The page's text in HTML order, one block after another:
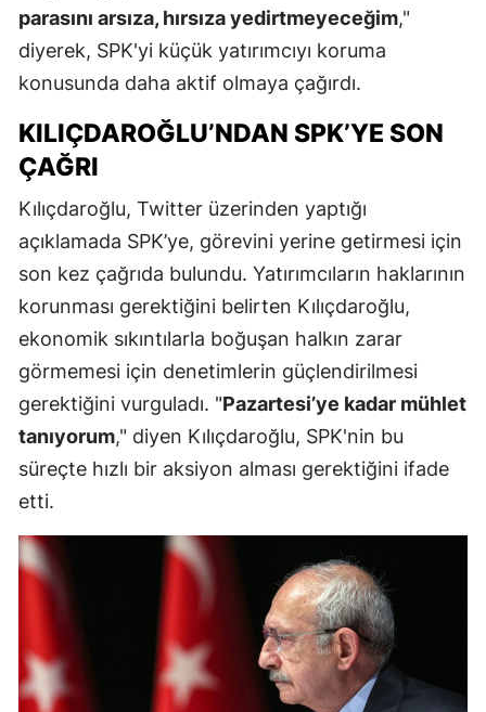
parasını arsıza, hırsıza yedirtmeyeceğim,"
diyerek, SPK'yi küçük yatırımcıyı koruma
konusunda daha aktif olmaya çağırdı.
KILIÇDAROĞLU’NDAN SPK’YE SON
ÇAĞRI
Kılıçdaroğlu, Twitter üzerinden yaptığı
açıklamada SPK’ye, görevini yerine getirmesi için
son kez çağrıda bulundu. Yatırımcıların haklarının
korunması gerektiğini belirten Kılıçdaroğlu,
ekonomik sıkıntılarla boğuşan halkın zarar
görmemesi için denetimlerin güçlendirilmesi
gerektiğini vurguladı. "Pazartesi’ye kadar mühlet
tanıyorum," diyen Kılıçdaroğlu, SPK'nin bu
süreçte hızlı bir aksiyon alması gerektiğini ifade
etti.